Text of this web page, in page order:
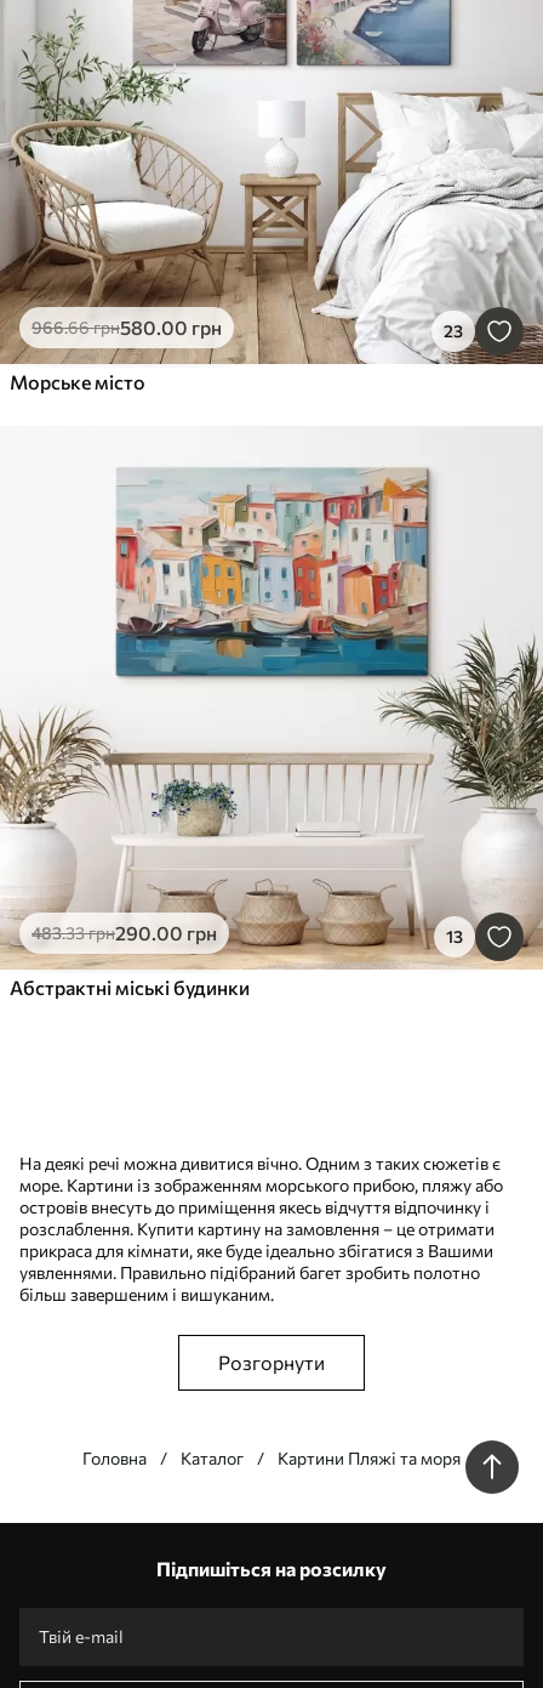
966.66грн580.00 грн 23
Морське місто
483.33грн290.00 грн 13
Абстрактні міські будинки
На деякі речі можна дивитися вічно. Одним з таких сюжетів є
море. Картини із зображенням морського прибою, пляжу або
островів внесуть до приміщення якесь відчуття відпочинку і
розслаблення. Купити картину на замовлення – це отримати
прикраса для кімнати, яке буде ідеально збігатися з Вашими
уявленнями. Правильно підібраний багет зробить полотно
більш завершеним і вишуканим.
Розгорнути
Головна Каталог Картини Пляжі та моря
Виготовлення за індивідуальними розмірами
Промокоди зі знижками до замовлення!
Підпишіться на розсилку